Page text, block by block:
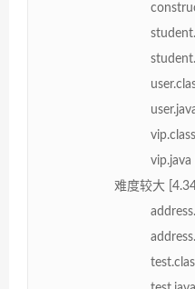
vip.java
难度较大